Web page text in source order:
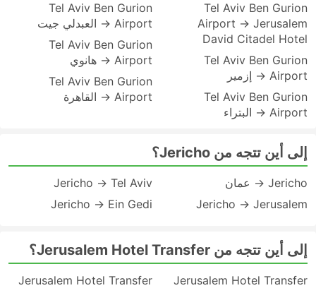
Tel Aviv Ben Gurion
Airport → Jerusalem
David Citadel Hotel
Tel Aviv Ben Gurion
Airport → إزمير
Tel Aviv Ben Gurion
Airport → البتراء
Tel Aviv Ben Gurion
Airport → العبدلي جيت
Tel Aviv Ben Gurion
Airport → هانوي
Tel Aviv Ben Gurion
Airport → القاهرة
إلى أين تتجه من Jericho؟
Jericho → عمان
Jericho → Jerusalem
Jericho → Tel Aviv
Jericho → Ein Gedi
إلى أين تتجه من Jerusalem Hotel Transfer؟
Jerusalem Hotel Transfer
Jerusalem Hotel Transfer